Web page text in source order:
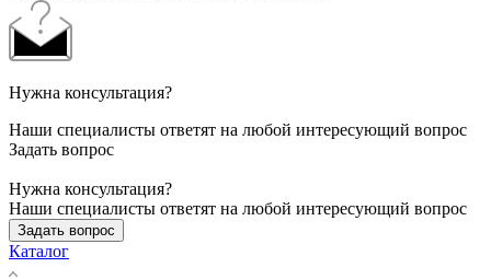
Нужна консультация?
Наши специалисты ответят на любой интересующий вопрос
Задать вопрос
Нужна консультация?
Наши специалисты ответят на любой интересующий вопрос
Задать вопрос
Каталог